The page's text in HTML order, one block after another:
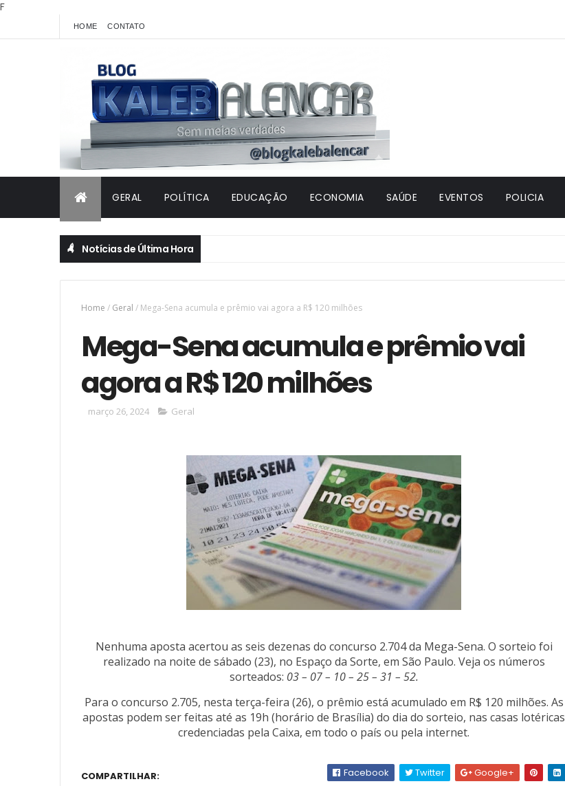
F
HOME CONTATO
GERAL POLÍTICA EDUCAÇÃO ECONOMIA SAÚDE EVENTOS POLICIA
Notícias de Última Hora
Home / Geral / Mega-Sena acumula e prêmio vai agora a R$ 120 milhões
Mega-Sena acumula e prêmio vai
agora a R$ 120 milhões
março 26, 2024 Geral
Nenhuma aposta acertou as seis dezenas do concurso 2.704 da Mega-Sena. O sorteio foi
realizado na noite de sábado (23), no Espaço da Sorte, em São Paulo. Veja os números
sorteados: 03 – 07 – 10 – 25 – 31 – 52.
Para o concurso 2.705, nesta terça-feira (26), o prêmio está acumulado em R$ 120 milhões. As
apostas podem ser feitas até as 19h (horário de Brasília) do dia do sorteio, nas casas lotéricas
credenciadas pela Caixa, em todo o país ou pela internet.
COMPARTILHAR: Facebook Twitter Google+